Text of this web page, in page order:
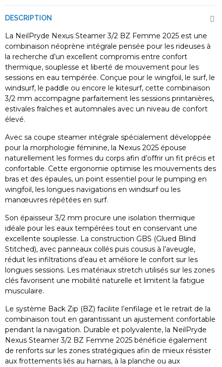
DESCRIPTION
La NeilPryde Nexus Steamer 3/2 BZ Femme 2025 est une
combinaison néoprène intégrale pensée pour les rideuses à
la recherche d’un excellent compromis entre confort
thermique, souplesse et liberté de mouvement pour les
sessions en eau tempérée. Conçue pour le wingfoil, le surf, le
windsurf, le paddle ou encore le kitesurf, cette combinaison
3/2 mm accompagne parfaitement les sessions printanières,
estivales fraîches et automnales avec un niveau de confort
élevé.
Avec sa coupe steamer intégrale spécialement développée
pour la morphologie féminine, la Nexus 2025 épouse
naturellement les formes du corps afin d’offrir un fit précis et
confortable. Cette ergonomie optimise les mouvements des
bras et des épaules, un point essentiel pour le pumping en
wingfoil, les longues navigations en windsurf ou les
manœuvres répétées en surf.
Son épaisseur 3/2 mm procure une isolation thermique
idéale pour les eaux tempérées tout en conservant une
excellente souplesse. La construction GBS (Glued Blind
Stitched), avec panneaux collés puis cousus à l’aveugle,
réduit les infiltrations d’eau et améliore le confort sur les
longues sessions. Les matériaux stretch utilisés sur les zones
clés favorisent une mobilité naturelle et limitent la fatigue
musculaire.
Le système Back Zip (BZ) facilite l’enfilage et le retrait de la
combinaison tout en garantissant un ajustement confortable
pendant la navigation. Durable et polyvalente, la NeilPryde
Nexus Steamer 3/2 BZ Femme 2025 bénéficie également
de renforts sur les zones stratégiques afin de mieux résister
aux frottements liés au harnais, à la planche ou aux